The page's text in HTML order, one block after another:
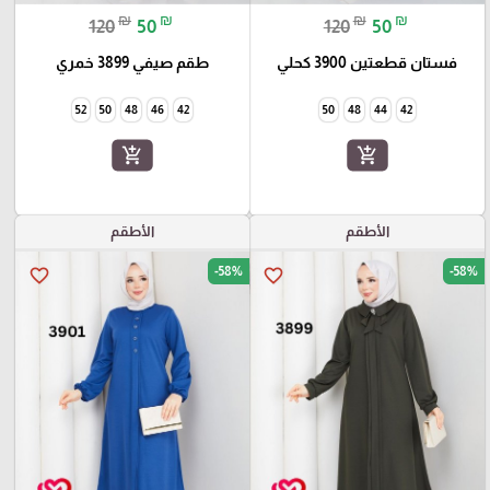
120₪ 50 ₪
فستان قطعتين 3900 كحلي
42
44
48
50
add_shopping_cart
120₪ 50 ₪
طقم صيفي 3899 خمري
42
46
48
50
52
add_shopping_cart
الأطقم
favorite_border -58%
الأطقم
favorite_border -58%